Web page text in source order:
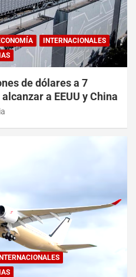
INTERNACIONALES
de dólares a 7
a EEUU y China